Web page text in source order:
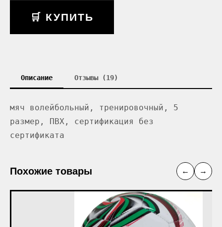
🛒 КУПИТЬ
Описание Отзывы (19)
мяч волейбольный, тренировочный, 5
размер, ПВХ, сертификация без
сертификата
Похожие товары ← →